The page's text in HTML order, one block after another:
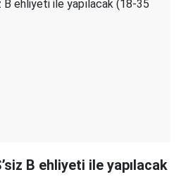
B ehliyeti ile yapılacak